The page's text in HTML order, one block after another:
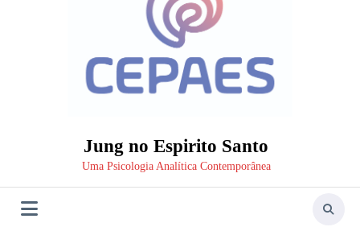
Jung no Espirito Santo
Uma Psicologia Analítica Contemporânea